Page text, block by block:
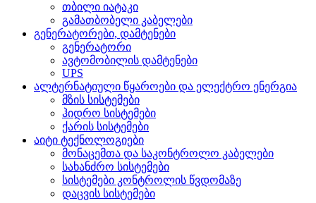
თბილი იატაკი
გამათბობელი კაბელები
გენერატორები, დამტენები
გენერატორი
ავტომობილის დამტენები
UPS
ალტერნატიული წყაროები და ელექტრო ენერგია
მზის სისტემები
ჰიდრო სისტემები
ქარის სისტემები
აიტი ტექნოლოგიები
მონაცემთა და საკონტროლო კაბელები
სახანძრო სისტემები
სისტემები კონტროლის წვდომაზე
დაცვის სისტემები